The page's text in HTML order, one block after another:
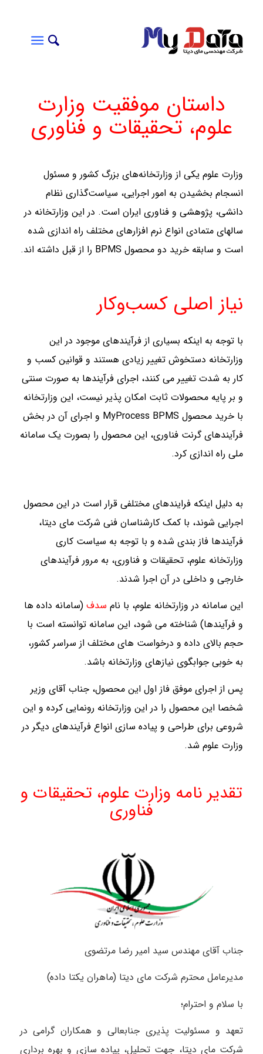
داستان موفقیت وزارت
علوم، تحقیقات و فناوری
وزارت علوم یکی از وزارتخانه‌های بزرگ کشور و مسئول
انسجام بخشیدن به امور اجرایی، سیاست‌گذاری نظام
دانشی، پژوهشی و فناوری ایران است. در این وزارتخانه در
سالهای متمادی انواع نرم افزارهای مختلف راه اندازی شده
است و سابقه خرید دو محصول BPMS را از قبل داشته اند.
نیاز اصلی کسب‌وکار
با توجه به اینکه بسیاری از فرآیندهای موجود در این
وزارتخانه دستخوش تغییر زیادی هستند و قوانین کسب و
کار به شدت تغییر می کنند، اجرای فرآیندها به صورت سنتی
و بر پایه محصولات ثابت امکان پذیر نیست، این وزارتخانه
با خرید محصول MyProcess BPMS و اجرای آن در بخش
فرآیندهای گرنت فناوری، این محصول را بصورت یک سامانه
ملی راه اندازی کرد.
به دلیل اینکه فرایندهای مختلفی قرار است در این محصول
اجرایی شوند، با کمک کارشناسان فنی شرکت مای دیتا،
فرآیندها فاز بندی شده و با توجه به سیاست کاری
وزارتخانه علوم، تحقیقات و فناوری، به مرور فرآیندهای
خارجی و داخلی در آن اجرا شدند.
این سامانه در وزارتخانه علوم، با نام سدف(سامانه داده ها
و فرآیندها) شناخته می شود، این سامانه توانسته است با
حجم بالای داده و درخواست های مختلف از سراسر کشور،
به خوبی جوابگوی نیازهای وزارتخانه باشد.
پس از اجرای موفق فاز اول این محصول، جناب آقای وزیر
شخصا این محصول را در این وزارتخانه رونمایی کرده و این
شروعی برای طراحی و پیاده سازی انواع فرآیندهای دیگر در
وزارت علوم شد.
تقدیر نامه وزارت علوم، تحقیقات و
فناوری
جناب آقای مهندس سید امیر رضا مرتضوی
مدیرعامل محترم شرکت مای دیتا (ماهران یکتا داده)
با سلام و احترام؛
تعهد و مسئولیت پذیری جنابعالی و همکاران گرامی در
شرکت مای دیتا، جهت تحلیل، پیاده سازی و بهره برداری